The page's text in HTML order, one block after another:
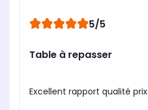
5/5
Table à repasser
Excellent rapport qualité prix